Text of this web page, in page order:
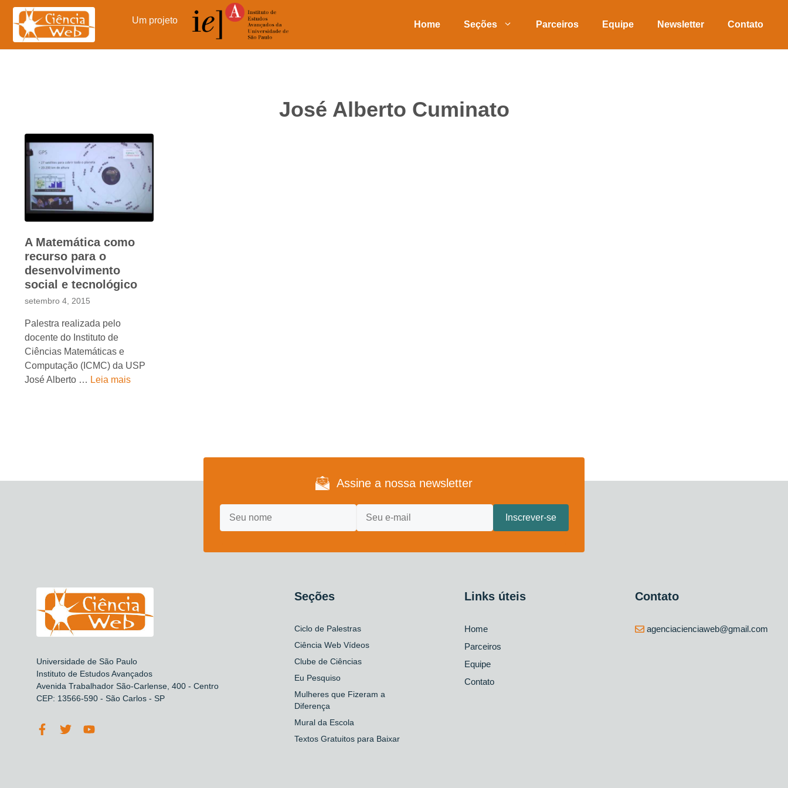
Pular
conteúdo
Um projeto Home Seções Parceiros Equipe Newsletter Contato
José Alberto Cuminato
A Matemática como
recurso para o
desenvolvimento
social e tecnológico
setembro 4, 2015
Palestra realizada pelo
docente do Instituto de
Ciências Matemáticas e
Computação (ICMC) da USP
José Alberto … Leia mais
Assine a nossa newsletter
Universidade de São Paulo
Instituto de Estudos Avançados
Avenida Trabalhador São-Carlense, 400 - Centro
CEP: 13566-590 - São Carlos - SP
Seções
Ciclo de Palestras
Ciência Web Vídeos
Clube de Ciências
Eu Pesquiso
Mulheres que Fizeram a
Diferença
Mural da Escola
Textos Gratuitos para Baixar
Links úteis
Home
Parceiros
Equipe
Contato
Contato
agenciacienciaweb@gmail.com